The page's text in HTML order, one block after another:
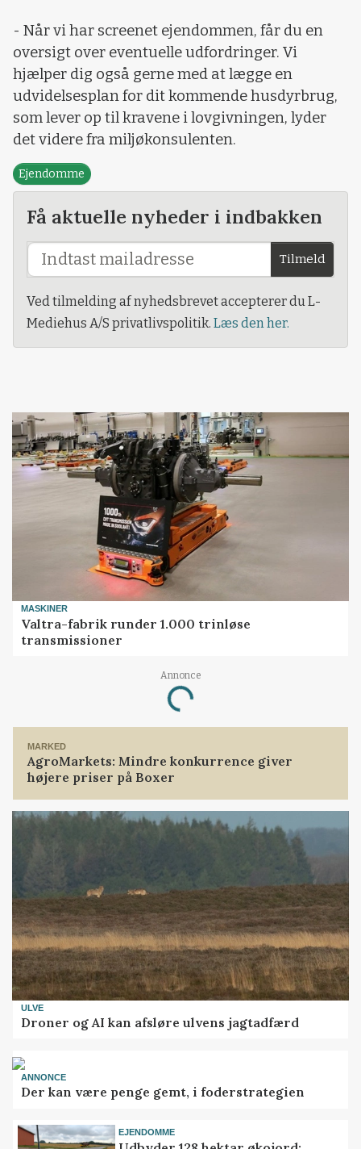
- Når vi har screenet ejendommen, får du en
oversigt over eventuelle udfordringer. Vi
hjælper dig også gerne med at lægge en
udvidelsesplan for dit kommende husdyrbrug,
som lever op til kravene i lovgivningen, lyder
det videre fra miljøkonsulenten.
Ejendomme
Få aktuelle nyheder i indbakken
Tilmeld
Ved tilmelding af nyhedsbrevet accepterer du L-
Mediehus A/S privatlivspolitik. Læs den her.
MASKINER
Valtra-fabrik runder 1.000 trinløse
transmissioner
Annonce
Loading...
MARKED
AgroMarkets: Mindre konkurrence giver
højere priser på Boxer
ULVE
Droner og AI kan afsløre ulvens jagtadfærd
ANNONCE
Der kan være penge gemt, i foderstrategien
EJENDOMME